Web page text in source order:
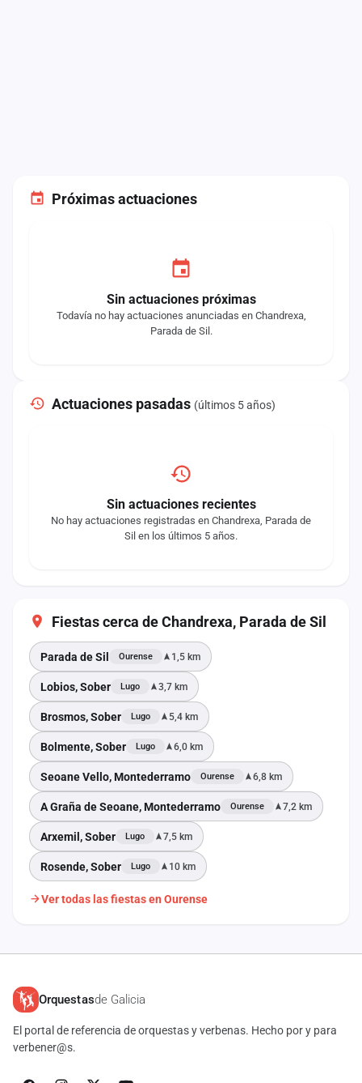
Próximas actuaciones
Sin actuaciones próximas
Todavía no hay actuaciones anunciadas en Chandrexa,
Parada de Sil.
Actuaciones pasadas (últimos 5 años)
Sin actuaciones recientes
No hay actuaciones registradas en Chandrexa, Parada de
Sil en los últimos 5 años.
Fiestas cerca de Chandrexa, Parada de Sil
Parada de Sil Ourense 1,5 km
Lobios, Sober Lugo 3,7 km
Brosmos, Sober Lugo 5,4 km
Bolmente, Sober Lugo 6,0 km
Seoane Vello, Montederramo Ourense 6,8 km
A Graña de Seoane, Montederramo Ourense 7,2 km
Arxemil, Sober Lugo 7,5 km
Rosende, Sober Lugo 10 km
Ver todas las fiestas en Ourense
Orquestasde Galicia
El portal de referencia de orquestas y verbenas. Hecho por y para
verbener@s.